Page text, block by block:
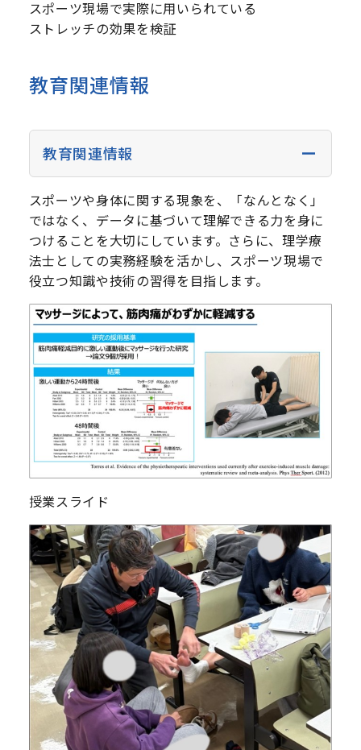
スポーツ現場で実際に用いられている
ストレッチの効果を検証
教育関連情報
教育関連情報
スポーツや身体に関する現象を、「なんとなく」
ではなく、データに基づいて理解できる力を身に
つけることを大切にしています。さらに、理学療
法士としての実務経験を活かし、スポーツ現場で
役立つ知識や技術の習得を目指します。
授業スライド